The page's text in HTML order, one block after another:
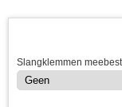
Slangklemmen